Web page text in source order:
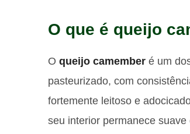
O que é queijo
O queijo camember é um
pasteurizado, com
fortemente leitoso e
seu interior permanece suave